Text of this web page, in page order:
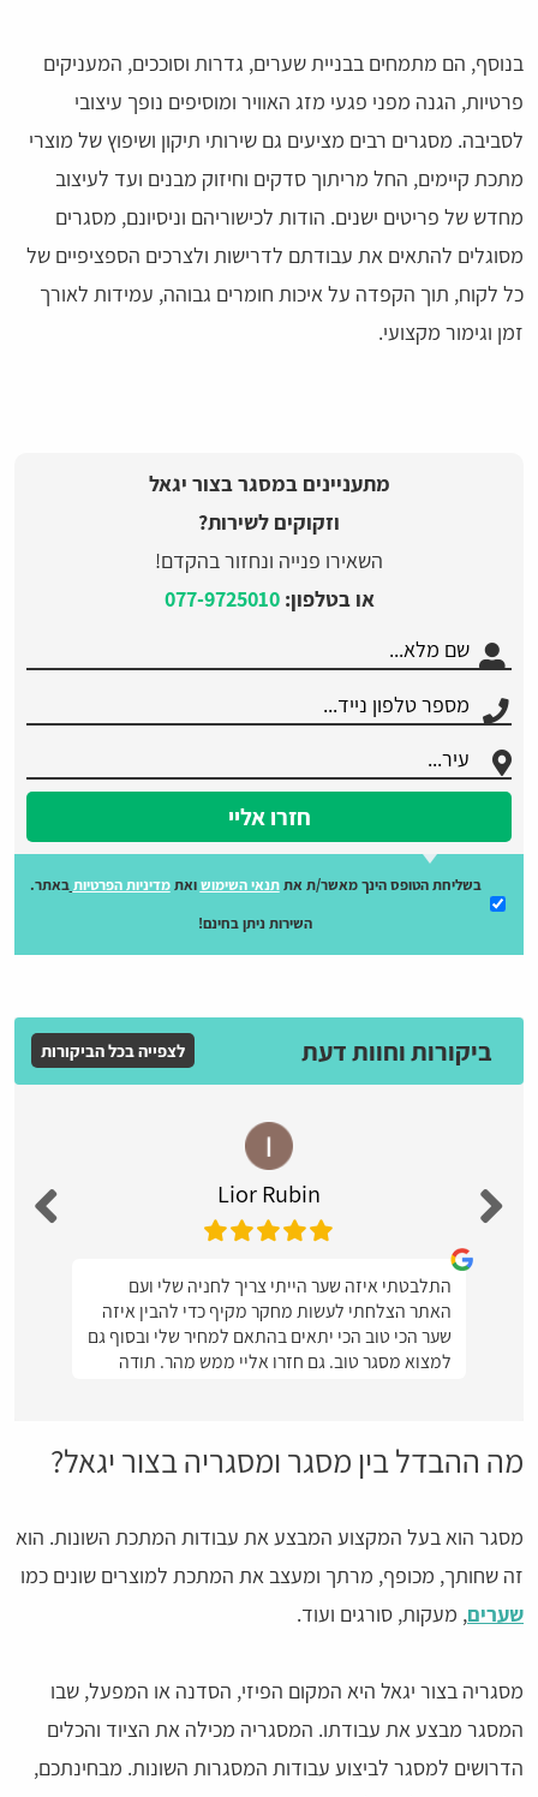
בנוסף, הם מתמחים בבניית שערים, גדרות וסוככים, המעניקים
פרטיות, הגנה מפני פגעי מזג האוויר ומוסיפים נופך עיצובי
לסביבה. מסגרים רבים מציעים גם שירותי תיקון ושיפוץ של מוצרי
מתכת קיימים, החל מריתוך סדקים וחיזוק מבנים ועד לעיצוב
מחדש של פריטים ישנים. הודות לכישוריהם וניסיונם, מסגרים
מסוגלים להתאים את עבודתם לדרישות ולצרכים הספציפיים של
כל לקוח, תוך הקפדה על איכות חומרים גבוהה, עמידות לאורך
זמן וגימור מקצועי.
מתעניינים במסגר בצור יגאל
וזקוקים לשירות?
השאירו פנייה ונחזור בהקדם!
או בטלפון:077-9725010
חזרו אליי
בשליחת הטופס הינך מאשר/ת אתתנאי השימושואתמדיניות הפרטיות באתר.
השירות ניתן בחינם!
ביקורות וחוות דעת לצפייה בכל הביקורות
Lior Rubin
התלבטתי איזה שער הייתי צריך לחניה שלי ועם
האתר הצלחתי לעשות מחקר מקיף כדי להבין איזה
שער הכי טוב הכי יתאים בהתאם למחיר שלי ובסוף גם
למצוא מסגר טוב. גם חזרו אליי ממש מהר. תודה
מה ההבדל בין מסגר ומסגריה בצור יגאל?
מסגר הוא בעל המקצוע המבצע את עבודות המתכת השונות. הוא
זה שחותך, מכופף, מרתך ומעצב את המתכת למוצרים שונים כמו
שערים, מעקות, סורגים ועוד.
מסגריה בצור יגאל היא המקום הפיזי, הסדנה או המפעל, שבו
המסגר מבצע את עבודתו. המסגריה מכילה את הציוד והכלים
הדרושים למסגר לביצוע עבודות המסגרות השונות. מבחינתכם,